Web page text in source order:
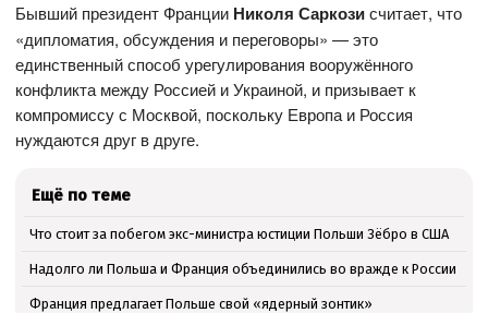
Бывший президент Франции Николя Саркозисчитает, что
«дипломатия, обсуждения и переговоры» — это
единственный способ урегулирования вооружённого
конфликта между Россией и Украиной, и призывает к
компромиссу с Москвой, поскольку Европа и Россия
нуждаются друг в друге.
Ещё по теме
Что стоит за побегом экс-министра юстиции Польши Зёбро в США
Надолго ли Польша и Франция объединились во вражде к России
Франция предлагает Польше свой «ядерный зонтик»